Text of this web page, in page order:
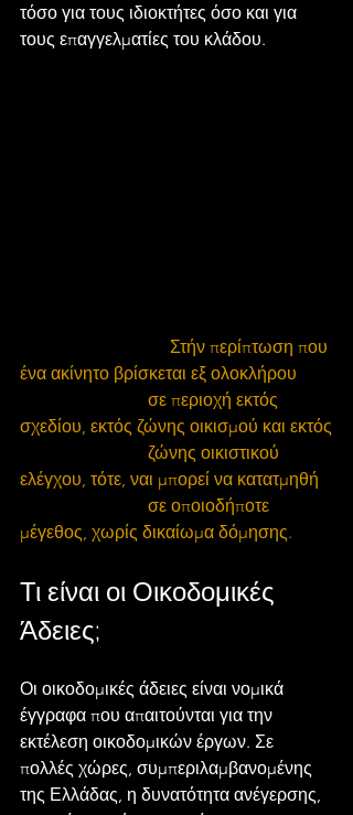
τόσο για τους ιδιοκτήτες όσο και για
τους επαγγελματίες του κλάδου.
Στήν περίπτωση που
ένα ακίνητο βρίσκεται εξ ολοκλήρου
σχεδίου, εκτός ζώνης οικισμού και εκτός
ελέγχου, τότε, ναι μπορεί να κατατμηθή
μέγεθος, χωρίς δικαίωμα δόμησης.
Τι είναι οι Οικοδομικές
Άδειες;
Οι οικοδομικές άδειες είναι νομικά
έγγραφα που απαιτούνται για την
εκτέλεση οικοδομικών έργων. Σε
πολλές χώρες, συμπεριλαμβανομένης
της Ελλάδας, η δυνατότητα ανέγερσης,